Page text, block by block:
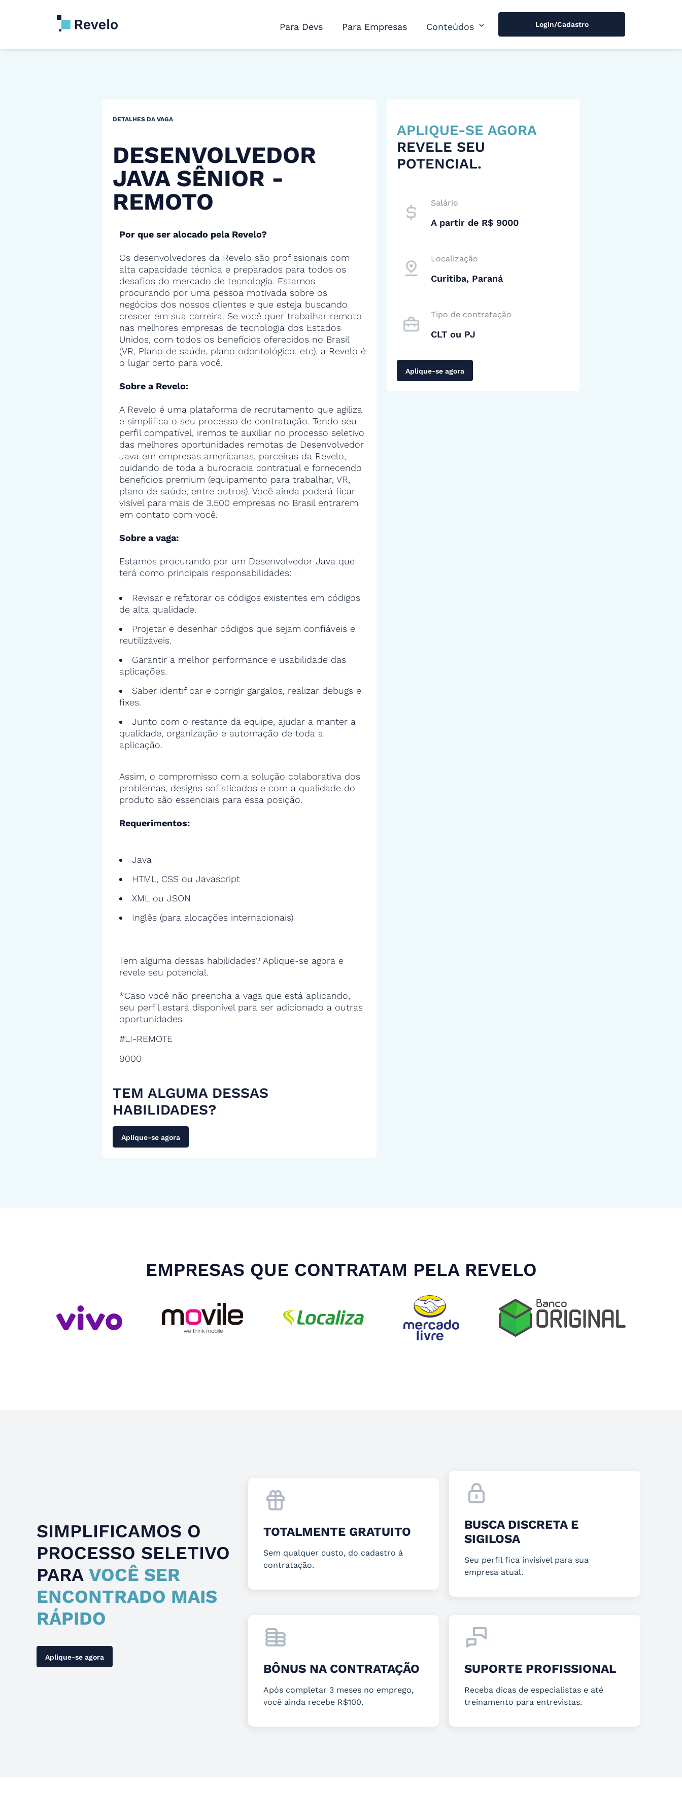
Para Devs Para Empresas Conteúdos expand_more Login/Cadastro
DETALHES DA VAGA
DESENVOLVEDOR
JAVA SÊNIOR -
REMOTO
Por que ser alocado pela Revelo?
Os desenvolvedores da Revelo são profissionais com
alta capacidade técnica e preparados para todos os
desafios do mercado de tecnologia. Estamos
procurando por uma pessoa motivada sobre os
negócios dos nossos clientes e que esteja buscando
crescer em sua carreira. Se você quer trabalhar remoto
nas melhores empresas de tecnologia dos Estados
Unidos, com todos os benefícios oferecidos no Brasil
(VR, Plano de saúde, plano odontológico, etc), a Revelo é
o lugar certo para você.
Sobre a Revelo:
A Revelo é uma plataforma de recrutamento que agiliza
e simplifica o seu processo de contratação. Tendo seu
perfil compatível, iremos te auxiliar no processo seletivo
das melhores oportunidades remotas de Desenvolvedor
Java em empresas americanas, parceiras da Revelo,
cuidando de toda a burocracia contratual e fornecendo
benefícios premium (equipamento para trabalhar, VR,
plano de saúde, entre outros). Você ainda poderá ficar
visível para mais de 3.500 empresas no Brasil entrarem
em contato com você.
Sobre a vaga:
Estamos procurando por um Desenvolvedor Java que
terá como principais responsabilidades:
Revisar e refatorar os códigos existentes em códigos
de alta qualidade.
Projetar e desenhar códigos que sejam confiáveis e
reutilizáveis.
Garantir a melhor performance e usabilidade das
aplicações.
Saber identificar e corrigir gargalos, realizar debugs e
fixes.
Junto com o restante da equipe, ajudar a manter a
qualidade, organização e automação de toda a
aplicação.
Assim, o compromisso com a solução colaborativa dos
problemas, designs sofisticados e com a qualidade do
produto são essenciais para essa posição.
Requerimentos:
Java
HTML, CSS ou Javascript
XML ou JSON
Inglês (para alocações internacionais)
Tem alguma dessas habilidades? Aplique-se agora e
revele seu potencial.
*Caso você não preencha a vaga que está aplicando,
seu perfil estará disponível para ser adicionado a outras
oportunidades
#LI-REMOTE
9000
TEM ALGUMA DESSAS
HABILIDADES?
Aplique-se agora
APLIQUE-SE AGORA
REVELE SEU
POTENCIAL.
Salário
A partir de R$ 9000
Localização
Curitiba, Paraná
Tipo de contratação
CLT ou PJ
Aplique-se agora
EMPRESAS QUE CONTRATAM PELA REVELO
SIMPLIFICAMOS O
PROCESSO SELETIVO
PARA VOCÊ SER
ENCONTRADO MAIS
RÁPIDO
Aplique-se agora
TOTALMENTE GRATUITO
Sem qualquer custo, do cadastro à
contratação.
BUSCA DISCRETA E
SIGILOSA
Seu perfil fica invisível para sua
empresa atual.
BÔNUS NA CONTRATAÇÃO
Após completar 3 meses no emprego,
você ainda recebe R$100.
SUPORTE PROFISSIONAL
Receba dicas de especialistas e até
treinamento para entrevistas.